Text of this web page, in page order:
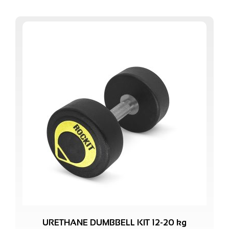
URETHANE DUMBBELL KIT 12-20 kg